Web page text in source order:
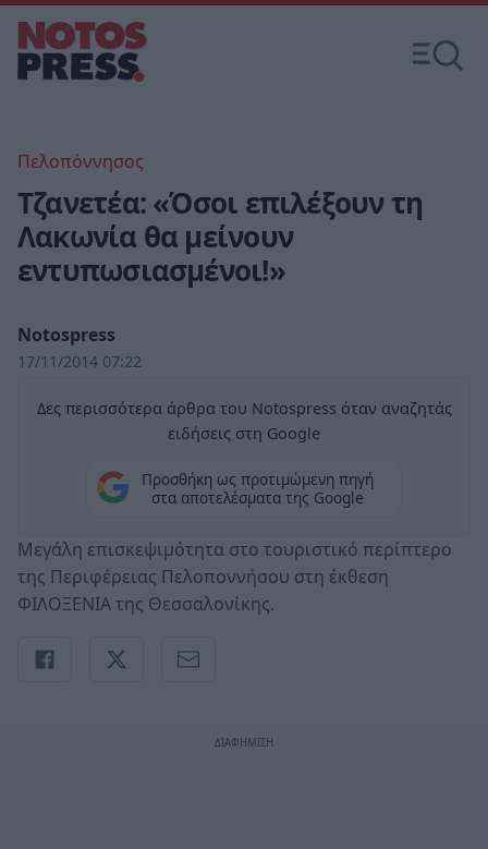
Πελοπόννησος
Τζανετέα: «Όσοι επιλέξουν τη
Λακωνία θα μείνουν
εντυπωσιασμένοι!»
Notospress
17/11/2014 07:22
Δες περισσότερα άρθρα του Notospress όταν αναζητάς
ειδήσεις στη Google
Προσθήκη ως προτιμώμενη πηγή
στα αποτελέσματα της Google
Μεγάλη επισκεψιμότητα στο τουριστικό περίπτερο
της Περιφέρειας Πελοποννήσου στη έκθεση
ΦΙΛΟΞΕΝΙΑ της Θεσσαλονίκης.